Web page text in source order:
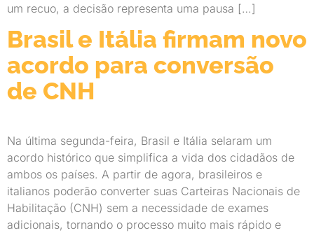
um recuo, a decisão representa uma pausa […]
Brasil e Itália firmam novo
acordo para conversão
de CNH
Na última segunda-feira, Brasil e Itália selaram um
acordo histórico que simplifica a vida dos cidadãos de
ambos os países. A partir de agora, brasileiros e
italianos poderão converter suas Carteiras Nacionais de
Habilitação (CNH) sem a necessidade de exames
adicionais, tornando o processo muito mais rápido e